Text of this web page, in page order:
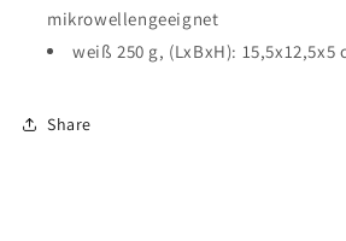
mikrowellengeeignet
weiß 250 g, (LxBxH): 15,5x12,5x5
Share